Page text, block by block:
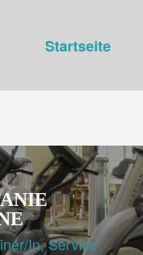
Startseite
In, Service